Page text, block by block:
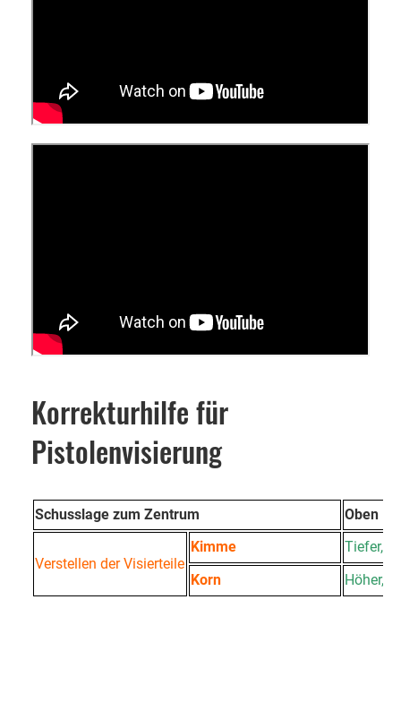
Korrekturhilfe für
Pistolenvisierung
Schusslage zum Zentrum Oben
Verstellen der Visierteile
Kimme
Tiefer,
Korn
Höher,